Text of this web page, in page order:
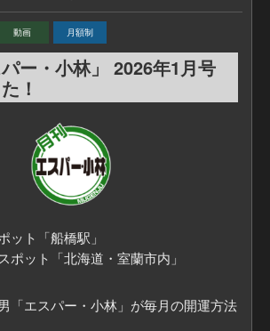
料商品をSHOPにてお申込みくださ
contents/?id=595&mode=pd
動画 月額制
パー・小林」 2026年1月号
！
ット「船橋駅」
ポット「北海道・室蘭市内」
「エスパー・小林」が毎月の開運方法